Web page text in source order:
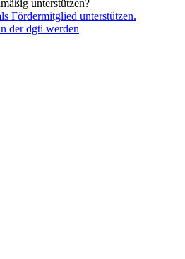
unterstützen?
Fördermitglied unterstützen.
der dgti werden